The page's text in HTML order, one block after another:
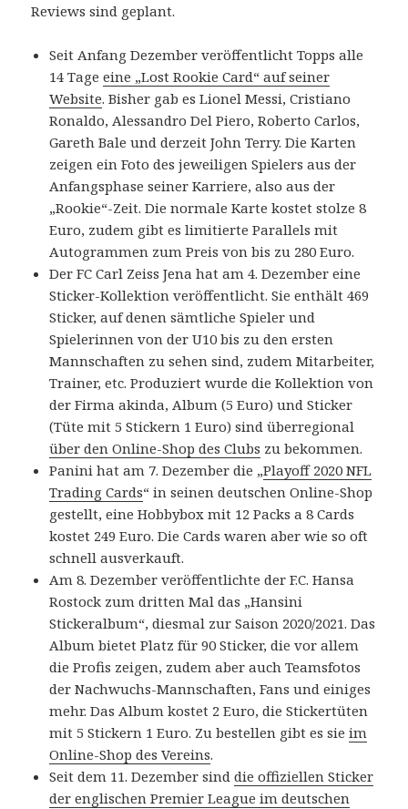
Reviews sind geplant.
Seit Anfang Dezember veröffentlicht Topps alle
14 Tageeine „Lost Rookie Card“ auf seiner
Website. Bisher gab es Lionel Messi, Cristiano
Ronaldo, Alessandro Del Piero, Roberto Carlos,
Gareth Bale und derzeit John Terry. Die Karten
zeigen ein Foto des jeweiligen Spielers aus der
Anfangsphase seiner Karriere, also aus der
„Rookie“-Zeit. Die normale Karte kostet stolze 8
Euro, zudem gibt es limitierte Parallels mit
Autogrammen zum Preis von bis zu 280 Euro.
Der FC Carl Zeiss Jena hat am 4. Dezember eine
Sticker-Kollektion veröffentlicht. Sie enthält 469
Sticker, auf denen sämtliche Spieler und
Spielerinnen von der U10 bis zu den ersten
Mannschaften zu sehen sind, zudem Mitarbeiter,
Trainer, etc. Produziert wurde die Kollektion von
der Firma akinda, Album (5 Euro) und Sticker
(Tüte mit 5 Stickern 1 Euro) sind überregional
über den Online-Shop des Clubs zu bekommen.
Panini hat am 7. Dezember die „Playoff 2020 NFL
Trading Cards“ in seinen deutschen Online-Shop
gestellt, eine Hobbybox mit 12 Packs a 8 Cards
kostet 249 Euro. Die Cards waren aber wie so oft
schnell ausverkauft.
Am 8. Dezember veröffentlichte der F.C. Hansa
Rostock zum dritten Mal das „Hansini
Stickeralbum“, diesmal zur Saison 2020/2021. Das
Album bietet Platz für 90 Sticker, die vor allem
die Profis zeigen, zudem aber auch Teamsfotos
der Nachwuchs-Mannschaften, Fans und einiges
mehr. Das Album kostet 2 Euro, die Stickertüten
mit 5 Stickern 1 Euro. Zu bestellen gibt es sieim
Online-Shop des Vereins.
Seit dem 11. Dezember sinddie offiziellen Sticker
der englischen Premier League im deutschen